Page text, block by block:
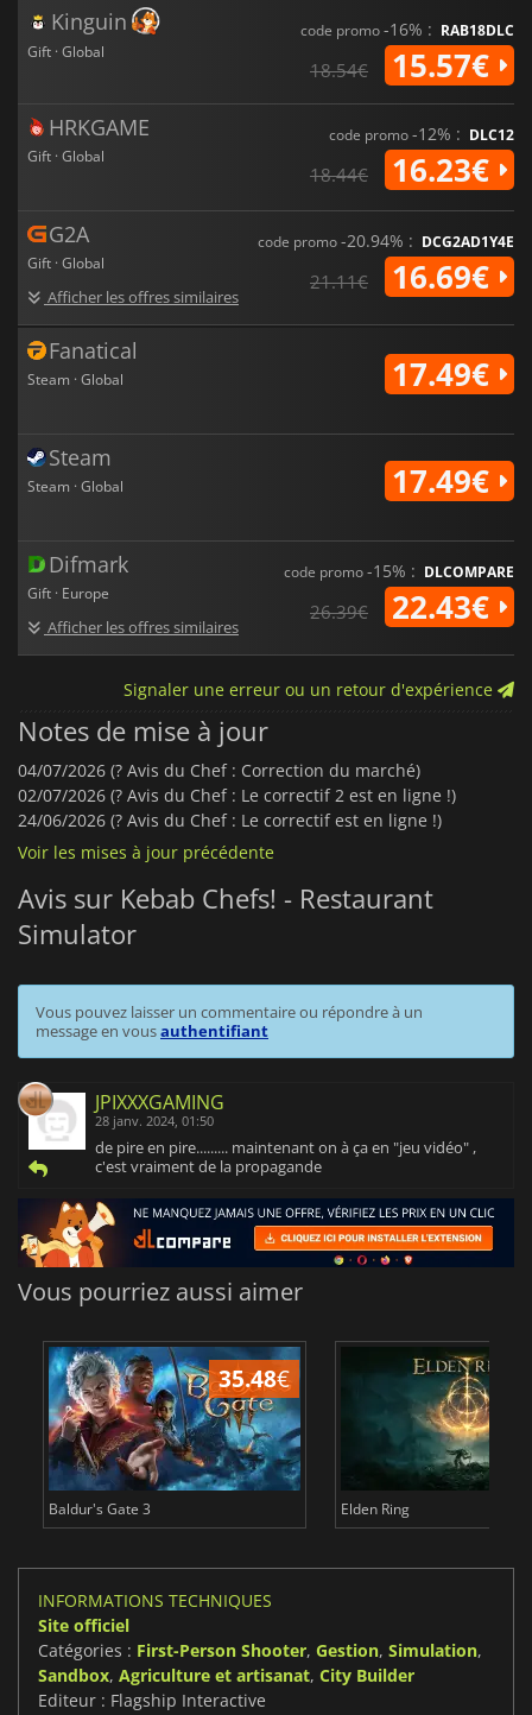
Kinguin
Gift · Global
code promo-16% : RAB18DLC
18.54€ 15.57€
HRKGAME
Gift · Global
code promo-12% : DLC12
18.44€ 16.23€
G2A
Gift · Global
Afficher les offres similaires
code promo-20.94% : DCG2AD1Y4E
21.11€ 16.69€
Fanatical
Steam · Global 17.49€
Steam
Steam · Global 17.49€
Difmark
Gift · Europe
Afficher les offres similaires
code promo-15% : DLCOMPARE
26.39€ 22.43€
Signaler une erreur ou un retour d'expérience
Notes de mise à jour
04/07/2026 (?️ Avis du Chef : Correction du marché)
02/07/2026 (?️ Avis du Chef : Le correctif 2 est en ligne !)
24/06/2026 (?️ Avis du Chef : Le correctif est en ligne !)
Voir les mises à jour précédente
Avis sur Kebab Chefs! - Restaurant
Simulator
Vous pouvez laisser un commentaire ou répondre à un
message en vousauthentifiant
JPIXXXGAMING
28 janv. 2024, 01:50
de pire en pire......... maintenant on à ça en "jeu vidéo" ,
c'est vraiment de la propagande
Vous pourriez aussi aimer
35.48€
Baldur's Gate 3 Elden Ring
INFORMATIONS TECHNIQUES
Site officiel
Catégories : First-Person Shooter, Gestion, Simulation,
Sandbox, Agriculture et artisanat, City Builder
Editeur : Flagship Interactive